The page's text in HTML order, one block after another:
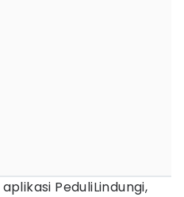
PeduliLindungi,